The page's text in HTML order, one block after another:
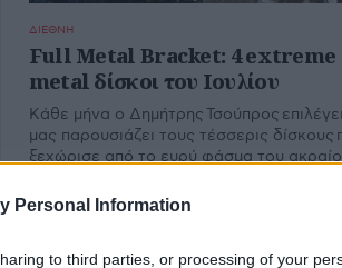
Personal Information
to third parties, or processing of your
ΔΙΕΘΝΗ
Full Metal Bracket: 4 extreme
metal δίσκοι του Ιουλίου
Κάθε μήνα ο Δημήτρης Τσούπρος
μας παρουσιάζει τους τέσσερις δίσκους
ξεχώρισε από το ευρύ φάσμα του